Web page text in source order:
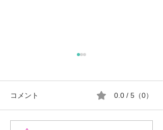
コメント 0.0 / 5（0）